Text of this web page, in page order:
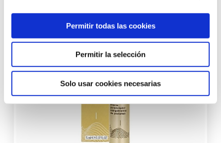
Permitir todas las cookies
Permitir la selección
Solo usar cookies necesarias